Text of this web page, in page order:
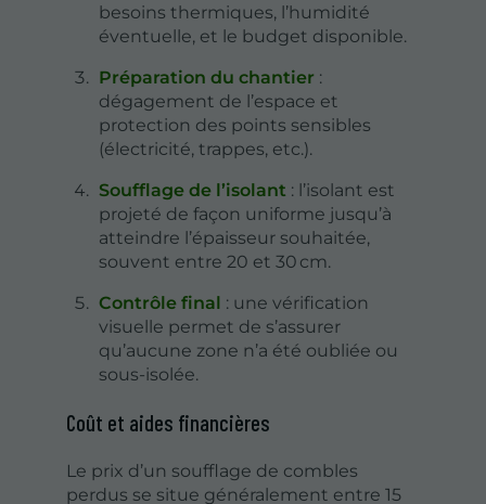
besoins thermiques, l’humidité
éventuelle, et le budget disponible.
Préparation du chantier:
dégagement de l’espace et
protection des points sensibles
(électricité, trappes, etc.).
Soufflage de l’isolant : l’isolant est
projeté de façon uniforme jusqu’à
atteindre l’épaisseur souhaitée,
souvent entre 20 et 30 cm.
Contrôle final : une vérification
visuelle permet de s’assurer
qu’aucune zone n’a été oubliée ou
sous-isolée.
Coût et aides financières
Le prix d’un soufflage de combles
perdus se situe généralement entre 15